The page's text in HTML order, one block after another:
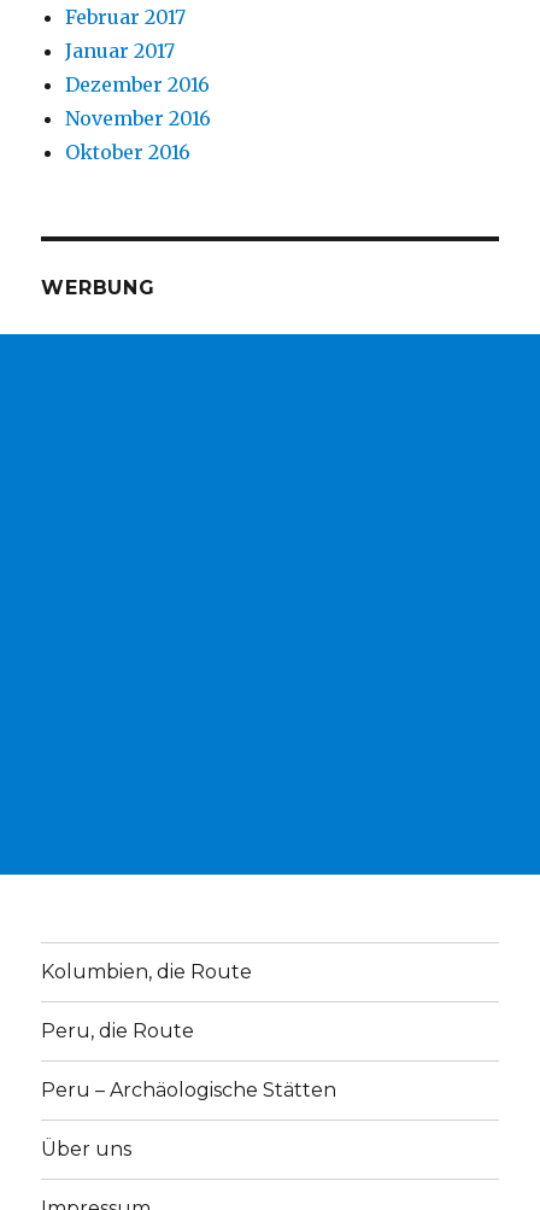
Februar 2017
Januar 2017
Dezember 2016
November 2016
Oktober 2016
WERBUNG
Kolumbien, die Route
Peru, die Route
Peru – Archäologische Stätten
Über uns